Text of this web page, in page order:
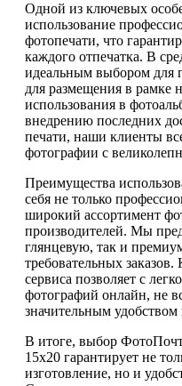
Одной из ключевых
использование
фотопечати, что
каждого отпечатка. В
идеальным выбором для
для размещения в рамке
использования в
внедрению последних
печати, наши клиенты
фотографии с
Преимущества
себя не только
широкий ассортимент
производителей. Мы
глянцевую, так и
требовательных
сервиса позволяет с
фотографий онлайн, не
значительным
В итоге, выбор
15х20 гарантирует не
изготовление, но и